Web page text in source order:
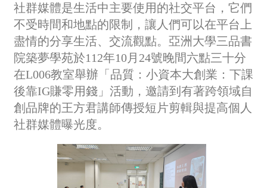
社群媒體是生活中主要使用的社交平台，它們
不受時間和地點的限制，讓人們可以在平台上
盡情的分享生活、交流觀點。亞洲大學三品書
院築夢學苑於112年10月24號晚間六點三十分
在L006教室舉辦「品質：小資本大創業：下課
後靠IG賺零用錢」活動，邀請到有著跨領域自
創品牌的王方君講師傳授短片剪輯與提高個人
社群媒體曝光度。